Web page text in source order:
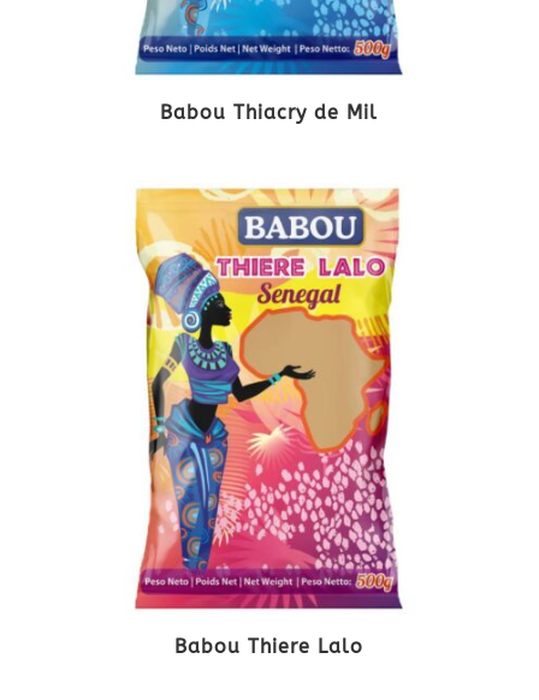
Babou Thiacry de Mil
Babou Thiere Lalo